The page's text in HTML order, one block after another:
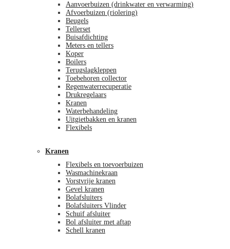
Aanvoerbuizen (drinkwater en verwarming)
Afvoerbuizen (riolering)
Beugels
Tellerset
Buisafdichting
Meters en tellers
Koper
Boilers
Terugslagkleppen
Toebehoren collector
Regenwaterrecuperatie
Drukregelaars
Kranen
Waterbehandeling
Uitgietbakken en kranen
Flexibels
Kranen
Flexibels en toevoerbuizen
Wasmachinekraan
Vorstvrije kranen
Gevel kranen
Bolafsluiters
Bolafsluiters Vlinder
Schuif afsluiter
Bol afsluiter met aftap
Schell kranen